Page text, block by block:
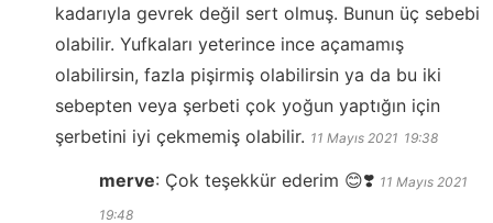
kadarıyla gevrek değil sert olmuş. Bunun üç sebebi
olabilir. Yufkaları yeterince ince açamamış
olabilirsin, fazla pişirmiş olabilirsin ya da bu iki
sebepten veya şerbeti çok yoğun yaptığın için
şerbetini iyi çekmemiş olabilir. 11 Mayıs 2021 19:38
merve: Çok teşekkür ederim 😊❣️ 11 Mayıs 2021
19:48